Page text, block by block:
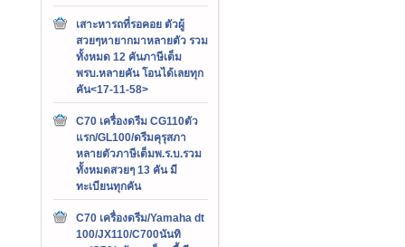
เสาะหารถที่รอคอย ตัวผู้
สวยๆหายากมาหลายตัว รวม
ทั้งหมด 12 คันภาษีเต็ม
พรบ.หลายคัน โอนได้เลยทุก
คัน<17-11-58>
C70 เครื่องดรีม CG110ตัว
แรก/GL100/ดรีมคุรุสภา
หลายตัวภาษีเต็มพ.ร.บ.รวม
ทั้งหมดสวยๆ 13 คัน มี
ทะเบียนทุกคัน
C70 เครื่องดรีม/Yamaha dt
100/JX110/C700นันทิ